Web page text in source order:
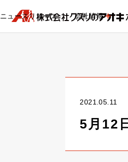
ニュースリリース 会社情報
2021.05.11
5月12